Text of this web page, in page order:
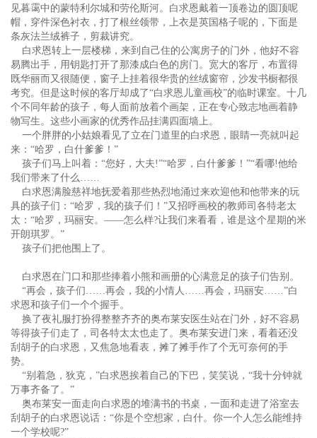
见暮霭中的蒙特利尔城和劳伦斯河。白求恩戴着一顶卷边的圆顶呢
帽，穿件深色衬衣，打了根丝领带，上衣是英国格子呢的，下面是
条灰法兰绒裤子，剪裁讲究。
白求恩转上一层楼梯，来到自己住的公寓房子的门外，他好不容
易腾出手，用钥匙打开了那漆成白色的房门。宽大的客厅，布置得
既华丽而又很随便，窗子上挂着很华贵的丝绒窗帘，沙发书橱都很
考究。但是这时候的客厅却成了“白求恩儿童画校”的临时课室。十几
个不同年龄的孩子，每人面前放着个画架，正在专心致志地画着静
物写生。这些小画家的优秀作品挂满四面墙上。
一个胖胖的小姑娘看见了立在门道里的白求恩，眼睛一亮就叫起
来：“哈罗，白什爹爹！”
孩子们马上叫着：“您好，大夫!”“哈罗，白什爹爹！”“看哪!他给
我们带来了什么……
白求恩满脸慈祥地抚爱着那些热烈地涌过来欢迎他和他带来的玩
具的孩子们：“哈罗，我的孩子们！”又招呼画校的教师司各特老太
太：“哈罗，玛丽安。——怎么样?让我们来看看，谁是这个星期的米
开朗琪罗。”
孩子们把他围上了。
白求恩在门口和那些捧着小熊和画册的心满意足的孩子们告别。
“再会，孩子们……再会，我的小情人……再会，玛丽安……”白
求恩和孩子们一个个握手。
换了夜礼服打扮得整整齐齐的奥布莱安医生站在门外，好不容易
等得孩子们走了，司各特太太也走了。奥布莱安进门来，看着还没
刮胡子的白求恩，又焦急地看表，摊了摊手作了个无可奈何的手
势。
“别着急，狄克，”白求恩挨着自己的下巴，笑笑说，“我十分钟就
万事齐备了。”
奥布莱安一面走向白求恩的堆满书的书桌，一面和走进了浴室去
刮胡子的白求恩说话：“你是个空想家，白什。你一个人怎么能维持
一个学校呢?”